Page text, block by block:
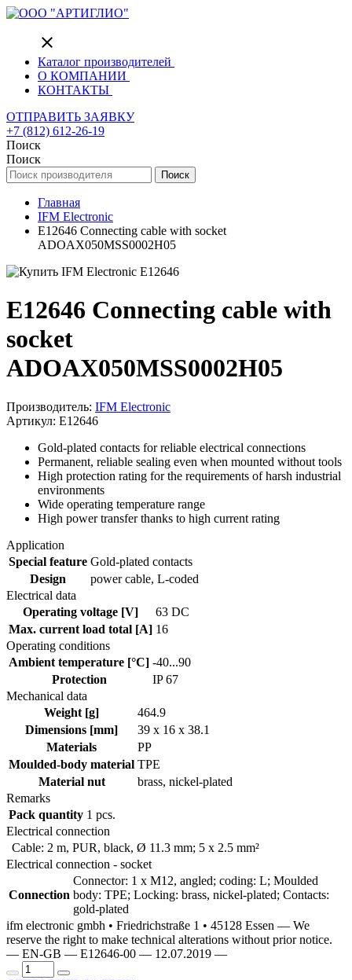
close
Каталог производителей
О КОМПАНИИ
КОНТАКТЫ
ОТПРАВИТЬ ЗАЯВКУ
+7 (812) 612-26-19
Поиск
Поиск
Поиск
Главная
IFM Electronic
E12646 Connecting cable with socket
ADOAX050MSS0002H05
E12646 Connecting cable with
socket
ADOAX050MSS0002H05
Производитель: IFM Electronic
Артикул: E12646
Gold-plated contacts for reliable electrical connections
Permanent, reliable sealing even when mounted without tools
High protection rating for the requirements of harsh industrial
environments
Wide operating temperature range
High power transfer thanks to high current rating
Application
Special feature Gold-plated contacts
Design
power cable, L-coded
Electrical data
Operating voltage [V]
63 DC
Max. current load total [A] 16
Operating conditions
Ambient temperature [°C] -40...90
Protection
IP 67
Mechanical data
Weight [g]
464.9
Dimensions [mm]
39 x 16 x 38.1
Materials
PP
Moulded-body material TPE
Material nut
brass, nickel-plated
Remarks
Pack quantity 1 pcs.
Electrical connection
Cable: 2 m, PUR, black, Ø 11.3 mm; 5 x 2.5 mm²
Electrical connection - socket
Connection
Connector: 1 x M12, angled; coding: L; Moulded
body: TPE; Locking: brass, nickel-plated; Contacts:
gold-plated
ifm electronic gmbh • Friedrichstraße 1 • 45128 Essen — We
reserve the right to make technical alterations without prior notice.
— EN-GB — E12646-00 — 12.07.2019 —